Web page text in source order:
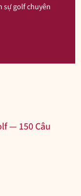
sự golf chuyên
— 150 Câu